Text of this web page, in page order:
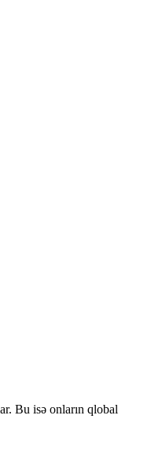
Bu isə onların qlobal